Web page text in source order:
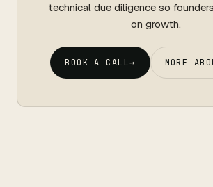
technical due diligence so
on growth.
BOOK A CALL→ MORE